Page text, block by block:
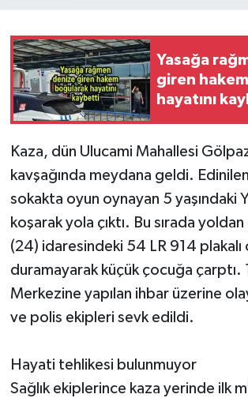
Yasağa
giren
hayatını
Kaza, dün Ulucami Mahallesi
kavşağında meydana geldi.
sokakta oyun oynayan 5 yaşındaki
koşarak yola çıktı. Bu sırada
(24) idaresindeki 54 LR 914
duramayarak küçük çocuğa çarptı.
Merkezine yapılan ihbar üzerine
ve polis ekipleri sevk edildi.
Hayati tehlikesi bulunmuyor
Sağlık ekiplerince kaza yerinde ilk